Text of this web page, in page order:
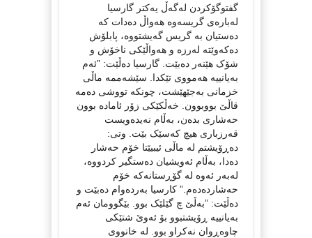
گفتوگۆکردن لەگەڵ یەکتر گارسیا
لەبارەی گریسەوە هەواڵ دەدات کە
دەستیان بە گریس گەیشتووە، پابلۆش
دەکەوێتە لەرزە و هەواڵێکی ناخۆش و
شۆک هێنەر دەبێت. گارسیا دەڵێت: ”ئەم
بەیانییە هەمووی تێکدا. سێشەممە ماڵی
خزمانی بەجێهێشت، چونکە تووشی دەمە
قاڵێ بووبوون. خەڵکێکی زۆر ئامادە بوون
حەشاری بدەن، بەڵام نەیدەویست
قەرزباری هیچ کەسێک بێت. وتی:
دەڕۆیشتم لە ماڵی ئیبیێتا خۆم حەشار
دەدا، بەڵام ئەویشیان دەستگیر کردووە،
لەبەر ئەوە لە گۆڕستانەکە خۆم
حەشاردەدەم.” کارسیا بەردەوام دەبێت و
دەڵێت: ”بەڵێ چ گێلێک بوو. بێگوومان ئەم
بەیانییە ڕۆیشتبوو بۆ ئەوێ شتێکی
چاوەڕوان نەکراو بوو. لە خانووی